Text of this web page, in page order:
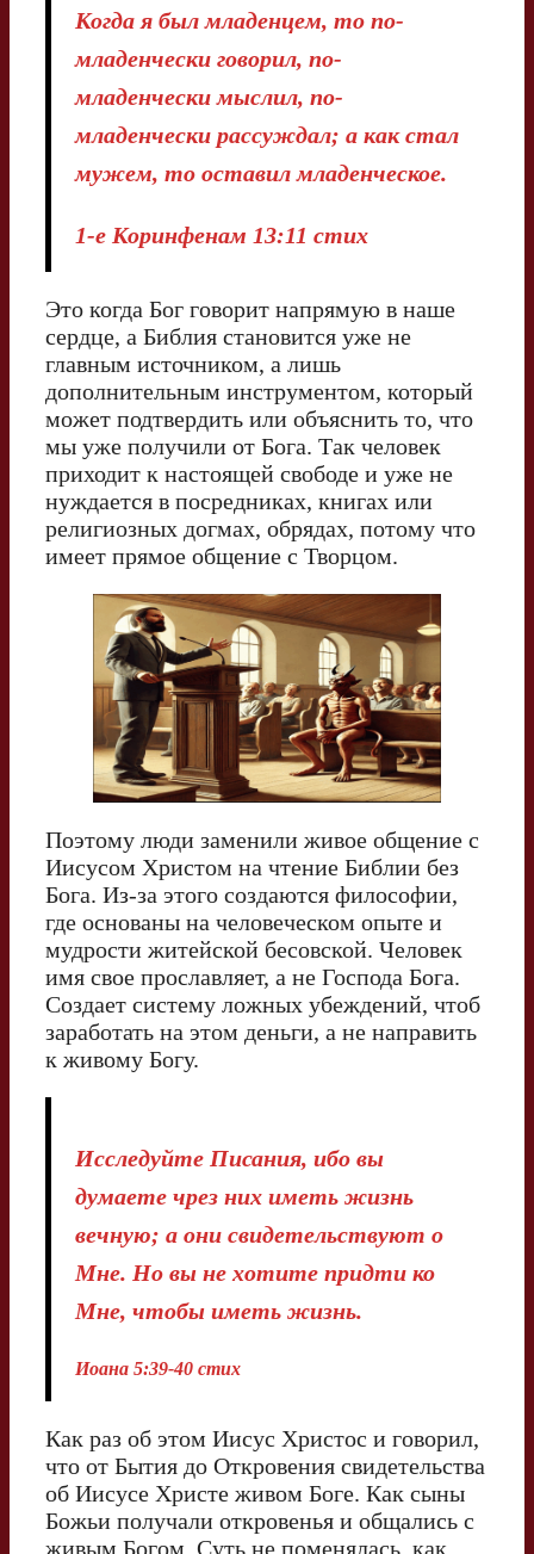
Когда я был младенцем, то по-
младенчески говорил, по-
младенчески мыслил, по-
младенчески рассуждал; а как стал
мужем, то оставил младенческое.
1-е Коринфенам 13:11 стих
Это когда Бог говорит напрямую в наше
сердце, а Библия становится уже не
главным источником, а лишь
дополнительным инструментом, который
может подтвердить или объяснить то, что
мы уже получили от Бога. Так человек
приходит к настоящей свободе и уже не
нуждается в посредниках, книгах или
религиозных догмах, обрядах, потому что
имеет прямое общение с Творцом.
Поэтому люди заменили живое общение с
Иисусом Христом на чтение Библии без
Бога. Из-за этого создаются философии,
где основаны на человеческом опыте и
мудрости житейской бесовской. Человек
имя свое прославляет, а не Господа Бога.
Создает систему ложных убеждений, чтоб
заработать на этом деньги, а не направить
к живому Богу.
Исследуйте Писания, ибо вы
думаете чрез них иметь жизнь
вечную; а они свидетельствуют о
Мне. Но вы не хотите придти ко
Мне, чтобы иметь жизнь.
Иоана 5:39-40 стих
Как раз об этом Иисус Христос и говорил,
что от Бытия до Откровения свидетельства
об Иисусе Христе живом Боге. Как сыны
Божьи получали откровенья и общались с
живым Богом. Суть не поменялась, как